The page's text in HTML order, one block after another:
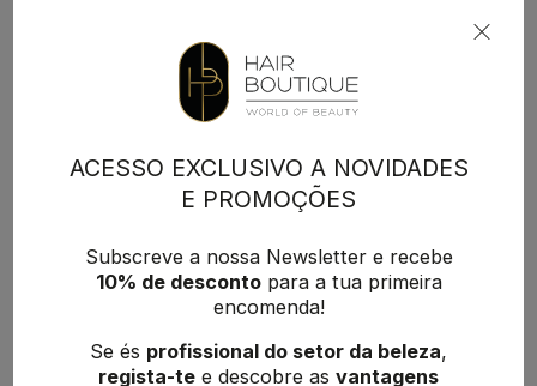
ACESSO EXCLUSIVO A NOVIDADES
E PROMOÇÕES
Subscreve a nossa Newsletter e recebe
10% de descontopara a tua primeira
encomenda!
Se és profissional do setor da beleza,
regista-te e descobre as vantagens